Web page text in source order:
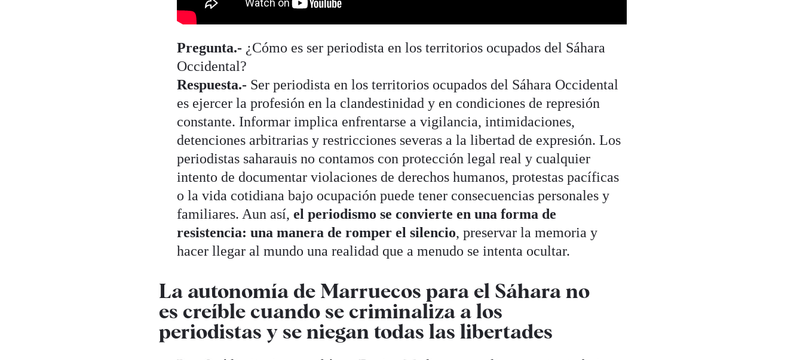
Pregunta.-¿Cómo es ser periodista en los territorios ocupados del Sáhara
Occidental?
Respuesta.-Ser periodista en los territorios ocupados del Sáhara Occidental
es ejercer la profesión en la clandestinidad y en condiciones de represión
constante. Informar implica enfrentarse a vigilancia, intimidaciones,
detenciones arbitrarias y restricciones severas a la libertad de expresión. Los
periodistas saharauis no contamos con protección legal real y cualquier
intento de documentar violaciones de derechos humanos, protestas pacíficas
o la vida cotidiana bajo ocupación puede tener consecuencias personales y
familiares. Aun así, el periodismo se convierte en una forma de
resistencia: una manera de romper el silencio, preservar la memoria y
hacer llegar al mundo una realidad que a menudo se intenta ocultar.
La autonomía de Marruecos para el Sáhara no
es creíble cuando se criminaliza a los
periodistas y se niegan todas las libertades